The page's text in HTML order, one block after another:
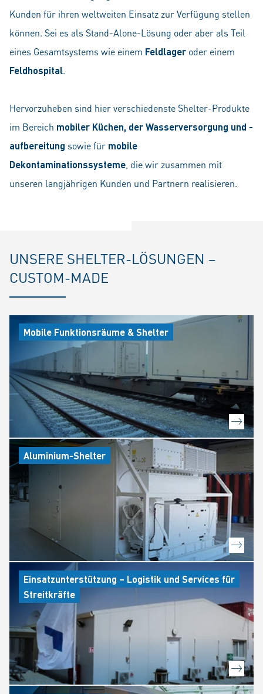
Kunden für ihren weltweiten Einsatz zur Verfügung stellen
können. Sei es als Stand-Alone-Lösung oder aber als Teil
eines Gesamtsystems wie einem Feldlager oder einem
Feldhospital.
Hervorzuheben sind hier verschiedenste Shelter-Produkte
im Bereich mobiler Küchen, der Wasserversorgung und -
aufbereitung sowie für mobile
Dekontaminationssysteme , die wir zusammen mit
unseren langjährigen Kunden und Partnern realisieren.
UNSERE SHELTER-LÖSUNGEN –
CUSTOM-MADE
Mobile Funktionsräume & Shelter
Aluminium-Shelter
Einsatzunterstützung – Logistik und Services für
Streitkräfte